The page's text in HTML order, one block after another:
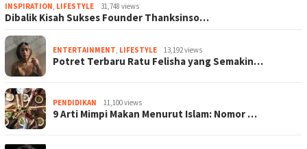
INSPIRATION, LIFESTYLE 31,748 views
Dibalik Kisah Sukses Founder Thanksinso…
ENTERTAINMENT, LIFESTYLE 13,192 views
Potret Terbaru Ratu Felisha yang Semakin…
PENDIDIKAN 11,100 views
9 Arti Mimpi Makan Menurut Islam: Nomor …